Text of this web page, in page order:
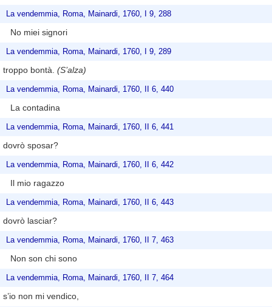
La vendemmia, Roma, Mainardi, 1760, I 9, 288
No miei signori
La vendemmia, Roma, Mainardi, 1760, I 9, 289
troppo bontà. (S’alza)
La vendemmia, Roma, Mainardi, 1760, II 6, 440
La contadina
La vendemmia, Roma, Mainardi, 1760, II 6, 441
dovrò sposar?
La vendemmia, Roma, Mainardi, 1760, II 6, 442
Il mio ragazzo
La vendemmia, Roma, Mainardi, 1760, II 6, 443
dovrò lasciar?
La vendemmia, Roma, Mainardi, 1760, II 7, 463
Non son chi sono
La vendemmia, Roma, Mainardi, 1760, II 7, 464
s’io non mi vendico,